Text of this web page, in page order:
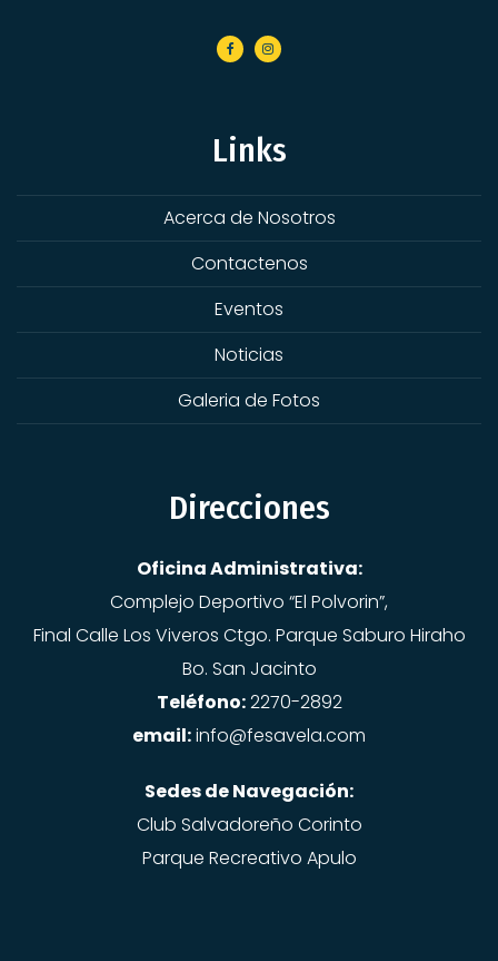
Links
Acerca de Nosotros
Contactenos
Eventos
Noticias
Galeria de Fotos
Direcciones
Oficina Administrativa:
Complejo Deportivo “El Polvorin”,
Final Calle Los Viveros Ctgo. Parque Saburo Hiraho
Bo. San Jacinto
Teléfono:2270-2892
email:info@fesavela.com
Sedes de Navegación:
Club Salvadoreño Corinto
Parque Recreativo Apulo